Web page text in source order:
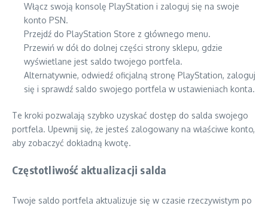
Włącz swoją konsolę PlayStation i zaloguj się na swoje
konto PSN.
Przejdź do PlayStation Store z głównego menu.
Przewiń w dół do dolnej części strony sklepu, gdzie
wyświetlane jest saldo twojego portfela.
Alternatywnie, odwiedź oficjalną stronę PlayStation, zaloguj
się i sprawdź saldo swojego portfela w ustawieniach konta.
Te kroki pozwalają szybko uzyskać dostęp do salda swojego
portfela. Upewnij się, że jesteś zalogowany na właściwe konto,
aby zobaczyć dokładną kwotę.
Częstotliwość aktualizacji salda
Twoje saldo portfela aktualizuje się w czasie rzeczywistym po